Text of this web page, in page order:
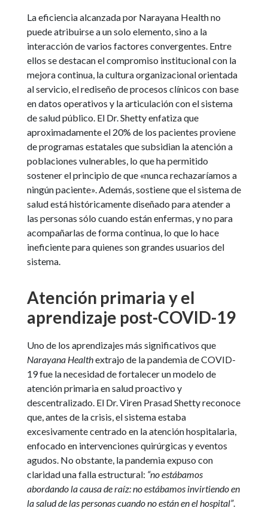
La eficiencia alcanzada por Narayana Health no
puede atribuirse a un solo elemento, sino a la
interacción de varios factores convergentes. Entre
ellos se destacan el compromiso institucional con la
mejora continua, la cultura organizacional orientada
al servicio, el rediseño de procesos clínicos con base
en datos operativos y la articulación con el sistema
de salud público. El Dr. Shetty enfatiza que
aproximadamente el 20% de los pacientes proviene
de programas estatales que subsidian la atención a
poblaciones vulnerables, lo que ha permitido
sostener el principio de que «nunca rechazaríamos a
ningún paciente». Además, sostiene que el sistema de
salud está históricamente diseñado para atender a
las personas sólo cuando están enfermas, y no para
acompañarlas de forma continua, lo que lo hace
ineficiente para quienes son grandes usuarios del
sistema.
Atención primaria y el
aprendizaje post-COVID-19
Uno de los aprendizajes más significativos que
Narayana Healthextrajo de la pandemia de COVID-
19 fue la necesidad de fortalecer un modelo de
atención primaria en salud proactivo y
descentralizado. El Dr. Viren Prasad Shetty reconoce
que, antes de la crisis, el sistema estaba
excesivamente centrado en la atención hospitalaria,
enfocado en intervenciones quirúrgicas y eventos
agudos. No obstante, la pandemia expuso con
claridad una falla estructural: “no estábamos
abordando la causa de raíz: no estábamos invirtiendo en
la salud de las personas cuando no están en el hospital”.